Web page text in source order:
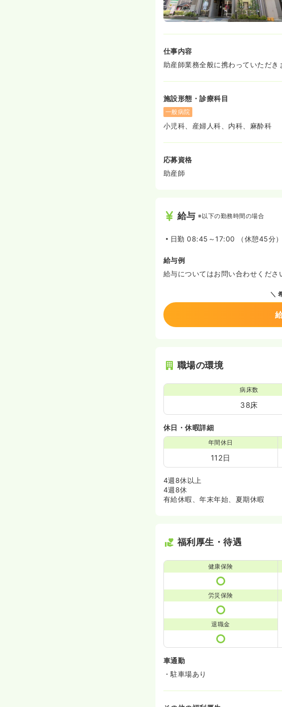
仕事内容
助産師業務全般に携わっていただき
施設形態・診療科目
一般病院
小児科、産婦人科、内科、麻酔科
応募資格
助産師
給与 ※以下の勤務時間の場合
日勤 08:45～17:00 （休憩45分）
給与例
給与についてはお問い合わせくださ
職場の環境
病床数
38床
休日・休暇詳細
年間休日
112日
4週8休以上
4週8休
有給休暇、年末年始、夏期休暇
福利厚生・待遇
健康保険
労災保険
退職金
車通勤
・駐車場あり